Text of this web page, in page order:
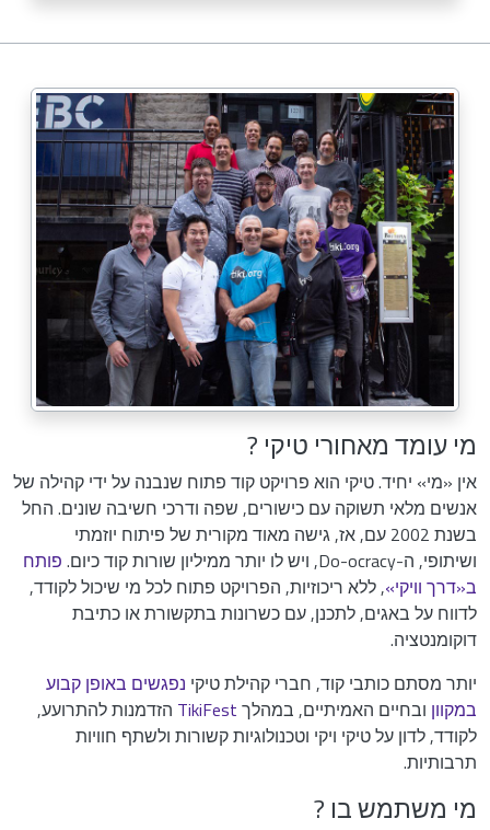
מי עומד מאחורי טיקי ?
אין «מי» יחיד. טיקי הוא פרויקט קוד פתוח שנבנה על ידי קהילה של
אנשים מלאי תשוקה עם כישורים, שפה ודרכי חשיבה שונים. החל
בשנת 2002 עם, אז, גישה מאוד מקורית של פיתוח יוזמתי
ושיתופי, ה-Do-ocracy, ויש לו יותר ממיליון שורות קוד כיום.
פותח
ב«דרך וויקי», ללא ריכוזיות, הפרויקט פתוח לכל מי שיכול לקודד,
לדווח על באגים, לתכנן, עם כשרונות בתקשורת או כתיבת
דוקומנטציה.
יותר מסתם כותבי קוד, חברי קהילת טיקי נפגשים באופן קבוע
במקוון ובחיים האמיתיים, במהלך TikiFest הזדמנות להתרועע,
לקודד, לדון על טיקי ויקי וטכנולוגיות קשורות ולשתף חוויות
תרבותיות.
מי משתמש בו ?